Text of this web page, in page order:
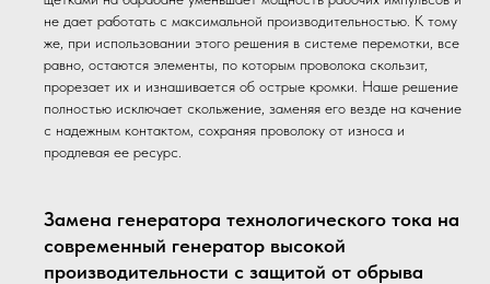
не дает работать с максимальной производительностью. К тому
же, при использовании этого решения в системе перемотки, все
равно, остаются элементы, по которым проволока скользит,
прорезает их и изнашивается об острые кромки. Наше решение
полностью исключает скольжение, заменяя его везде на качение
с надежным контактом, сохраняя проволоку от износа и
продлевая ее ресурс.
Замена генератора технологического тока на
современный генератор высокой
производительности с защитой от обрыва